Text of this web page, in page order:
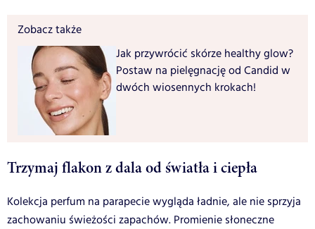
Zobacz także
Jak przywrócić skórze healthy glow?
Postaw na pielęgnację od Candid w
dwóch wiosennych krokach!
Trzymaj flakon z dala od światła i ciepła
Kolekcja perfum na parapecie wygląda ładnie, ale nie sprzyja
zachowaniu świeżości zapachów. Promienie słoneczne